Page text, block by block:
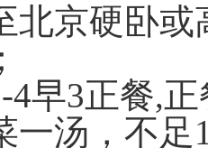
北京硬卧
4早3正餐,
一汤，不